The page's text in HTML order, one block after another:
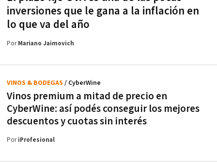
inversiones que le gana a la inflación en
lo que va del año
PorMariano Jaimovich
Vinos premium a mitad de precio en
CyberWine: así podés conseguir los mejores
descuentos y cuotas sin interés
VINOS & BODEGAS / CyberWine
PoriProfesional